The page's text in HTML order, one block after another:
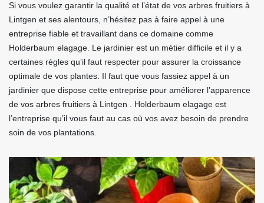
Si vous voulez garantir la qualité et l’état de vos arbres fruitiers à
Lintgen et ses alentours, n’hésitez pas à faire appel à une
entreprise fiable et travaillant dans ce domaine comme
Holderbaum elagage. Le jardinier est un métier difficile et il y a
certaines règles qu’il faut respecter pour assurer la croissance
optimale de vos plantes. Il faut que vous fassiez appel à un
jardinier que dispose cette entreprise pour améliorer l’apparence
de vos arbres fruitiers à Lintgen . Holderbaum elagage est
l’entreprise qu’il vous faut au cas où vos avez besoin de prendre
soin de vos plantations.